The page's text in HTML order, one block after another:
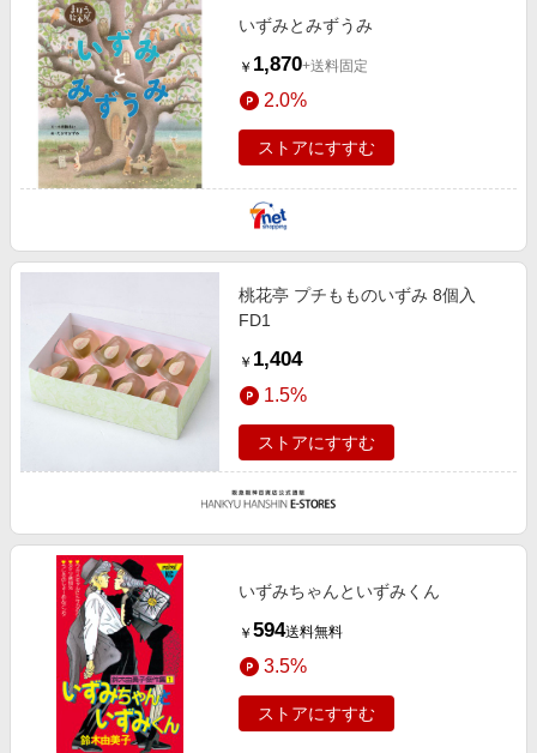
いずみとみずうみ
￥ 1,870+送料固定
2.0%
ストアにすすむ
桃花亭 プチもものいずみ 8個入
FD1
￥ 1,404
1.5%
ストアにすすむ
いずみちゃんといずみくん
￥ 594送料無料
3.5%
ストアにすすむ